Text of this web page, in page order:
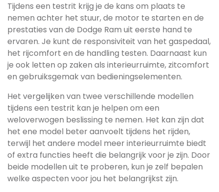
Tijdens een testrit krijg je de kans om plaats te
nemen achter het stuur, de motor te starten en de
prestaties van de Dodge Ram uit eerste hand te
ervaren. Je kunt de responsiviteit van het gaspedaal,
het rijcomfort en de handling testen. Daarnaast kun
je ook letten op zaken als interieurruimte, zitcomfort
en gebruiksgemak van bedieningselementen.
Het vergelijken van twee verschillende modellen
tijdens een testrit kan je helpen om een
weloverwogen beslissing te nemen. Het kan zijn dat
het ene model beter aanvoelt tijdens het rijden,
terwijl het andere model meer interieurruimte biedt
of extra functies heeft die belangrijk voor je zijn. Door
beide modellen uit te proberen, kun je zelf bepalen
welke aspecten voor jou het belangrijkst zijn.